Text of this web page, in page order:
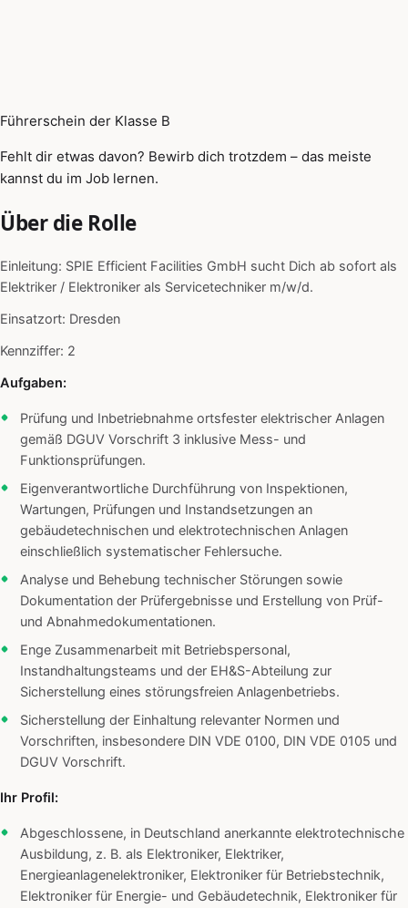
Führerschein der Klasse B
Fehlt dir etwas davon? Bewirb dich trotzdem – das meiste
kannst du im Job lernen.
Über die Rolle
Einleitung: SPIE Efficient Facilities GmbH sucht Dich ab sofort als
Elektriker / Elektroniker als Servicetechniker m/w/d.
Einsatzort: Dresden
Kennziffer: 2
Aufgaben:
Prüfung und Inbetriebnahme ortsfester elektrischer Anlagen
gemäß DGUV Vorschrift 3 inklusive Mess- und
Funktionsprüfungen.
Eigenverantwortliche Durchführung von Inspektionen,
Wartungen, Prüfungen und Instandsetzungen an
gebäudetechnischen und elektrotechnischen Anlagen
einschließlich systematischer Fehlersuche.
Analyse und Behebung technischer Störungen sowie
Dokumentation der Prüfergebnisse und Erstellung von Prüf-
und Abnahmedokumentationen.
Enge Zusammenarbeit mit Betriebspersonal,
Instandhaltungsteams und der EH&S-Abteilung zur
Sicherstellung eines störungsfreien Anlagenbetriebs.
Sicherstellung der Einhaltung relevanter Normen und
Vorschriften, insbesondere DIN VDE 0100, DIN VDE 0105 und
DGUV Vorschrift.
Ihr Profil:
Abgeschlossene, in Deutschland anerkannte elektrotechnische
Ausbildung, z. B. als Elektroniker, Elektriker,
Energieanlagenelektroniker, Elektroniker für Betriebstechnik,
Elektroniker für Energie- und Gebäudetechnik, Elektroniker für